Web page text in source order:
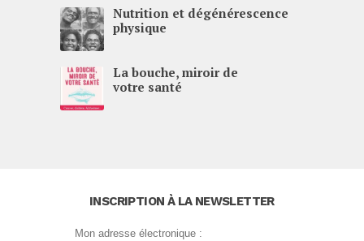
Nutrition et dégénérescence
physique
La bouche, miroir de
votre santé
INSCRIPTION À LA NEWSLETTER
Mon adresse électronique :